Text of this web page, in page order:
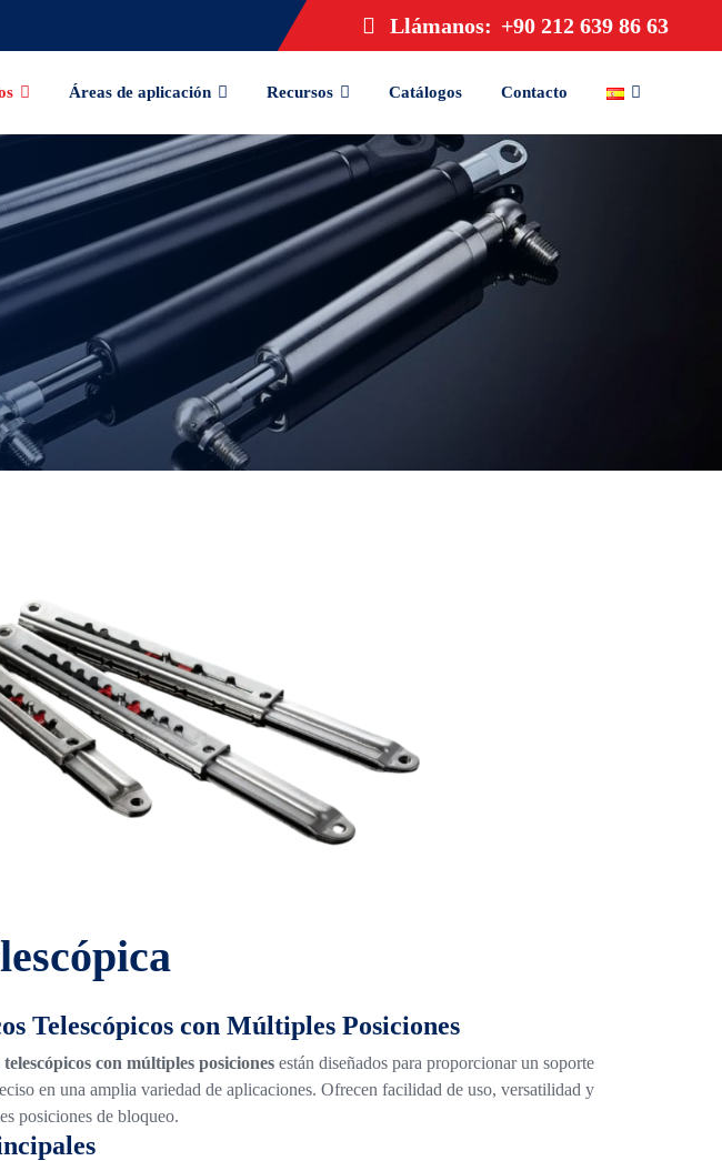
Llámanos: +90 212 639 86 63
Áreas de aplicación Recursos Catálogos Contacto
Telescópicos con Múltiples Posiciones
con múltiples posicionesestán diseñados para proporcionar un soporte
en una amplia variedad de aplicaciones. Ofrecen facilidad de uso, versatilidad y
posiciones de bloqueo.